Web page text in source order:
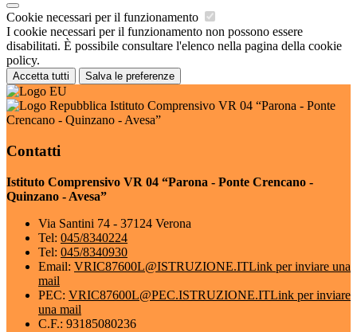
Cookie necessari per il funzionamento
I cookie necessari per il funzionamento non possono essere
disabilitati. È possibile consultare l'elenco nella pagina della cookie
policy.
Accetta tutti Salva le preferenze
Istituto Comprensivo VR 04 “Parona - Ponte
Crencano - Quinzano - Avesa”
Contatti
Istituto Comprensivo VR 04 “Parona - Ponte Crencano -
Quinzano - Avesa”
Via Santini 74 - 37124 Verona
Tel: 045/8340224
Tel: 045/8340930
Email: VRIC87600L@ISTRUZIONE.ITLink per inviare una
mail
PEC: VRIC87600L@PEC.ISTRUZIONE.ITLink per inviare
una mail
C.F.: 93185080236